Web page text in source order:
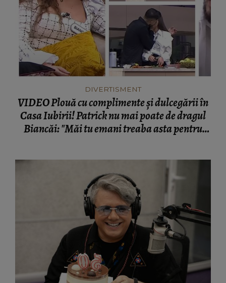
DIVERTISMENT
VIDEO Plouă cu complimente și dulcegării în
Casa Iubirii! Patrick nu mai poate de dragul
Biancăi: "Măi tu emani treaba asta pentru